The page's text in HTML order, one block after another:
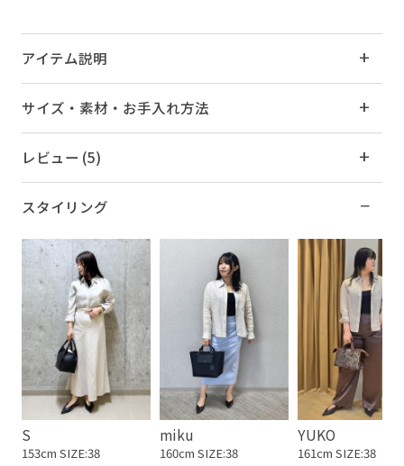
アイテム説明
サイズ・素材・お手入れ方法
レビュー (5)
スタイリング
S
153cm SIZE:38
miku
160cm SIZE:38
YUKO
161cm SIZE:38